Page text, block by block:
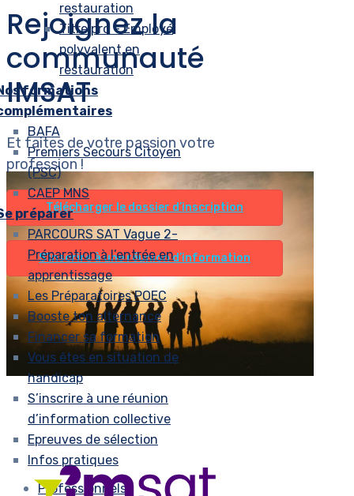
restauration
Titre pro – Employé
polyvalent en
restauration
formations
BAFA
Premiers Secours Citoyen
(PSC)
CAEP MNS
préparer
PARCOURS SAT Vague 2-
Préparation à l’entrée en
apprentissage
Les Préparatoires POEC
Booste ton alternance
Financer sa formation
Vous êtes en situation de
handicap
S’inscrire à une réunion
d’information collective
Epreuves de sélection
Infos pratiques
Professionnels
Rejoignez la
communauté
IMSAT
Et faites de votre passion votre
profession !
Télécharger le dossier d’inscription
S’inscrire à une réunion d’information